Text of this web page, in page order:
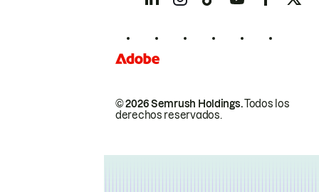
© 2026 Semrush Holdings.Todos los
derechos reservados.